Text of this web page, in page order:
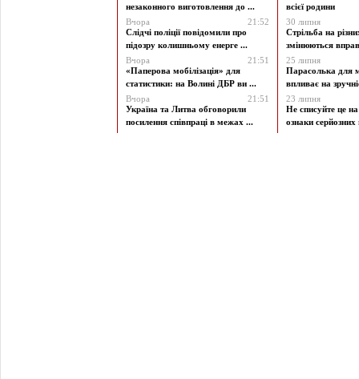
незаконного виготовлення до ...
Вчора
21:52
Слідчі поліції повідомили про
підозру колишньому енерге ...
Вчора
21:51
«Паперова мобілізація» для
статистики: на Волині ДБР ви ...
Вчора
21:51
Україна та Литва обговорили
посилення співпраці в межах ...
всієї родини
30 липня
Стрільба на
змінюються
25 липня
Парасолька для
впливає на
23 липня
Не списуйте це
ознаки